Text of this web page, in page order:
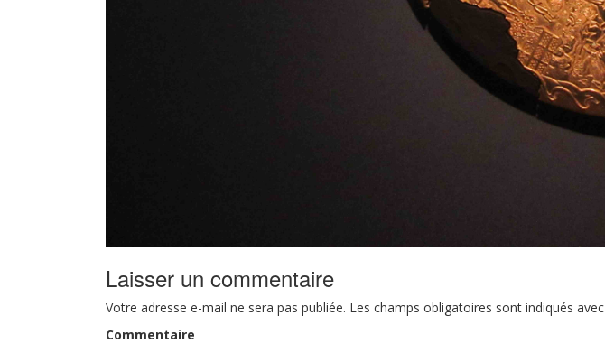
Laisser un commentaire
Votre adresse e-mail ne sera pas publiée. Les champs obligatoires sont indiqués avec
Commentaire